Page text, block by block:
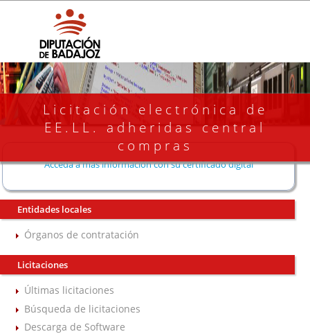
Licitación electrónica de
EE.LL. adheridas central
compras
Acceda a más información con su certificado digital
Entidades locales
Órganos de contratación
Licitaciones
Últimas licitaciones
Búsqueda de licitaciones
Descarga de Software